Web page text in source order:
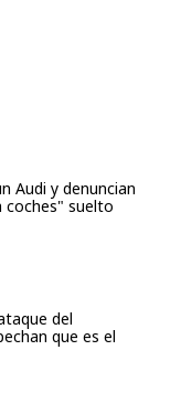
Audi y denuncian
coches" suelto
del
que es el